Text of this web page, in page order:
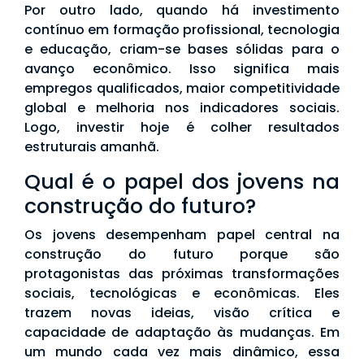
Por outro lado, quando há investimento
contínuo em formação profissional, tecnologia
e educação, criam-se bases sólidas para o
avanço econômico. Isso significa mais
empregos qualificados, maior competitividade
global e melhoria nos indicadores sociais.
Logo, investir hoje é colher resultados
estruturais amanhã.
Qual é o papel dos jovens na
construção do futuro?
Os jovens desempenham papel central na
construção do futuro porque são
protagonistas das próximas transformações
sociais, tecnológicas e econômicas. Eles
trazem novas ideias, visão crítica e
capacidade de adaptação às mudanças. Em
um mundo cada vez mais dinâmico, essa